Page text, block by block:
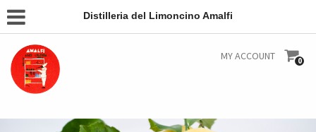
Distilleria del Limoncino Amalfi
MY ACCOUNT 0